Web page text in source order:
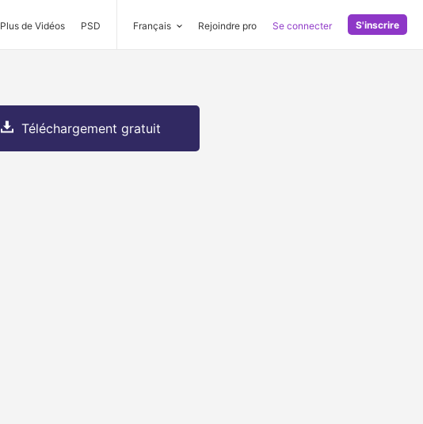
Plus de Vidéos PSD Français Rejoindre pro Se connecter S'inscrire
Téléchargement gratuit